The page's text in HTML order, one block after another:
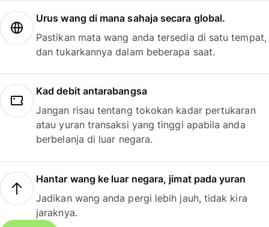
Urus wang di mana sahaja secara global.
Pastikan mata wang anda tersedia di satu tempat,
dan tukarkannya dalam beberapa saat.
Kad debit antarabangsa
Jangan risau tentang tokokan kadar pertukaran
atau yuran transaksi yang tinggi apabila anda
berbelanja di luar negara.
Hantar wang ke luar negara, jimat pada yuran
Jadikan wang anda pergi lebih jauh, tidak kira
jaraknya.